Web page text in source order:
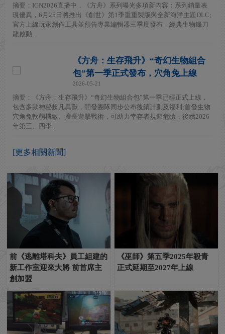
摘要：IGN2026直播中，《方舟》系列曝光多項新內容：系列銷量表
現優異，6月25日將推出《創世》第1季重重製版與全新海洋主題DLC;
官方上線玩家創作工具並預告專業編輯器三季度發布，經典生物鐮刀
龍啟動...
《方舟：生存飛升》“奇幻生物組合
包”第一季正式發布，穴角兔上線
2026-05-21
摘要：《方舟：生存飛升》“奇幻生物組合包”第一季已經正式上線，
包含多款神秘超凡異獸，開發團隊同步公布後續計劃及福利;首發生物
穴角兔軟萌機敏、擅長遊擊戰術，可助力幸存者規避危險，後續2026
年第三、四季...
[更多相關新聞]
前《逃離塔科夫》員工組建的
新工作室迎來大將 前首席主
創加盟
《巫師》第五季2025年殺青
正式延期至2027年上線